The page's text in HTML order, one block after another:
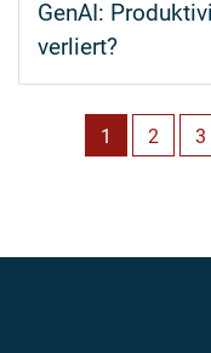
GenAI:
verliert?
1 2 3